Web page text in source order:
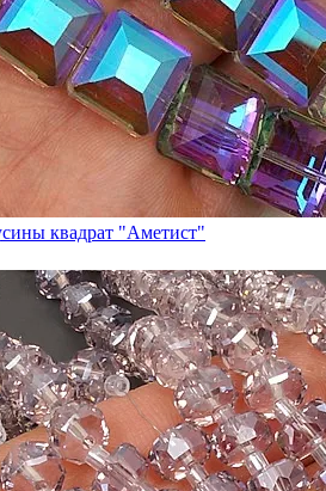
квадрат "Аметист"